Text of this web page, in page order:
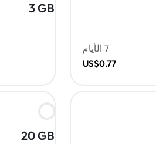
7 الأيام
US$0.77
3 GB
20 GB